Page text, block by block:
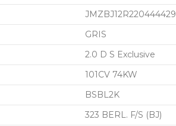
JMZBJ12R220444429
GRIS
2.0 D S Exclusive
101CV 74KW
BSBL2K
323 BERL. F/S (BJ)